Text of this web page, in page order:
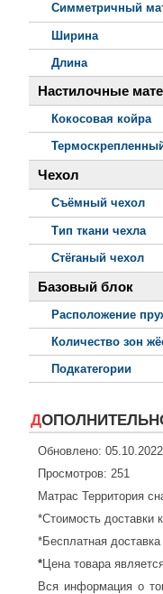
Симметричный
Ширина
Длина
Настилочные
Кокосовая койра
Чехол
Съёмный чехол
Тип ткани чехла
Стёганый чехол
Базовый блок
Расположение
Количество зон
Подкатегории
Обновлено: 05.10.2022
Просмотров: 251
Матрас Территория
*Стоимость доставки
*Бесплатная
*Цена товара
Вся информация о